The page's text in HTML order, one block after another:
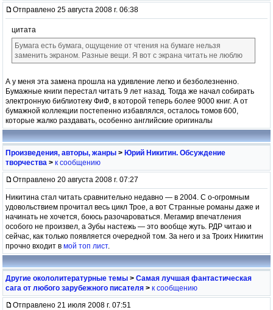
Отправлено 25 августа 2008 г. 06:38
цитата
Бумага есть бумага, ощущение от чтения на бумаге нельзя
заменить экраном. Разные вещи. Я вот с экрана читать не люблю
А у меня эта замена прошла на удивление легко и безболезненно.
Бумажные книги перестал читать 9 лет назад. Тогда же начал собирать
электронную библиотеку ФиФ, в которой теперь более 9000 книг. А от
бумажной коллекции постепенно избавлялся, осталось томов 600,
которые жалко раздавать, особенно английские оригиналы
Произведения, авторы, жанры > Юрий Никитин. Обсуждение
творчества > к сообщению
Отправлено 20 августа 2008 г. 07:27
Никитина стал читать сравнительно недавно — в 2004. С о-огромным
удовольствием прочитал весь цикл Трое, а вот Странные романы даже и
начинать не хочется, боюсь разочароваться. Мегамир впечатления
особого не произвел, а Зубы настежь — это вообще жуть. РДР читаю и
сейчас, как только появляется очередной том. За него и за Троих Никитин
прочно входит в мой топ лист.
Другие окололитературные темы > Самая лучшая фантастическая
сага от любого зарубежного писателя > к сообщению
Отправлено 21 июля 2008 г. 07:51